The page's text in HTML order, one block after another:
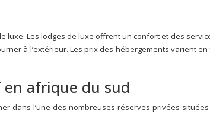
Les lodges de luxe offrent un confort et des
à l’extérieur. Les prix des hébergements varient
afrique du sud
dans l’une des nombreuses réserves privées